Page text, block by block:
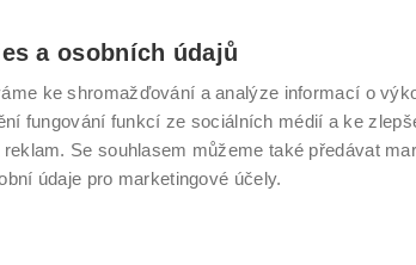
VYSOKÉ UČENÍ TECHNICKÉ V
Antonínská 548/1
602 00 Brno
www.vut.cz
a osobních údajů
ke shromažďování a analýze informací o
fungování funkcí ze sociálních médií a ke
Se souhlasem můžeme také předávat
údaje pro marketingové účely.